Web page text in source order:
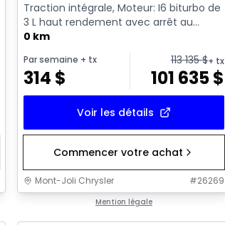
Traction intégrale, Moteur: I6 biturbo de
3 L haut rendement avec arrêt au
ralenti - 6 Cyl. - Essenc...
0 km
Par semaine + tx
314 $
113 135$+ tx
101 635$
Voir les détails
Commencer votre achat
Mont-Joli Chrysler #26269
Mention légale